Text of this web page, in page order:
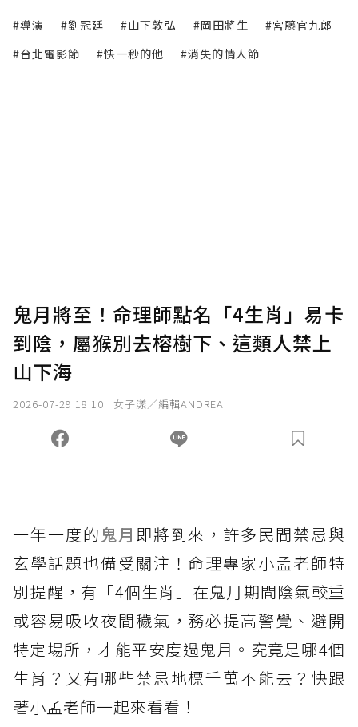
#導演 #劉冠廷 #山下敦弘 #岡田將生
#宮藤官九郎
#台北電影節
#快一秒的他 #消失的情人節
鬼月將至！命理師點名「4生肖」易卡
到陰，屬猴別去榕樹下、這類人禁上
山下海
2026-07-29 18:10 女子漾／編輯ANDREA
一年一度的鬼月 即將到來，許多民間禁忌與
玄學話題也備受關注！命理專家小孟老師特
別提醒，有「4個生肖」在鬼月期間陰氣較重
或容易吸收夜間穢氣，務必提高警覺、避開
特定場所，才能平安度過鬼月。究竟是哪4個
生肖？又有哪些禁忌地標千萬不能去？快跟
著小孟老師一起來看看！